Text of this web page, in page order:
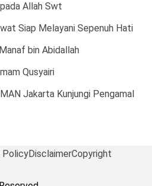
Allah Swt
Siap Melayani Sepenuh Hati
bin Abidallah
Qusyairi
Jakarta Kunjungi Pengamal
PolicyDisclaimerCopyright